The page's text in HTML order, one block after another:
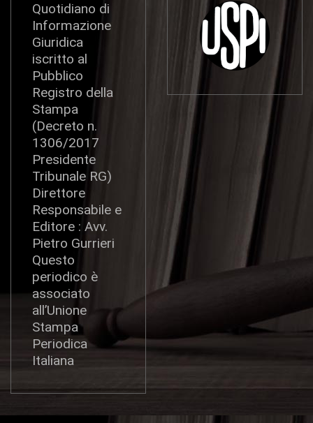
Quotidiano di
Informazione
Giuridica
iscritto al
Pubblico
Registro della
Stampa
(Decreto n.
1306/2017
Presidente
Tribunale RG)
Direttore
Responsabile e
Editore : Avv.
Pietro Gurrieri
Questo
periodico è
associato
all’Unione
Stampa
Periodica
Italiana